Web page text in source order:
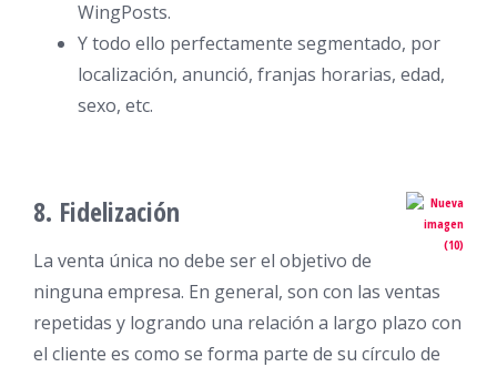
WingPosts.
Y todo ello perfectamente segmentado, por
localización, anunció, franjas horarias, edad,
sexo, etc.
8. Fidelización
La venta única no debe ser el objetivo de
ninguna empresa. En general, son con las ventas
repetidas y logrando una relación a largo plazo con
el cliente es como se forma parte de su círculo de